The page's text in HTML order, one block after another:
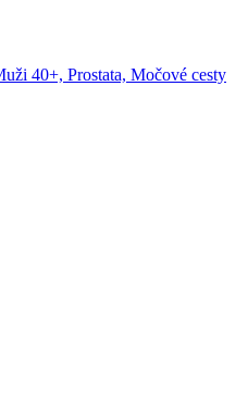
40+, Prostata, Močové cesty